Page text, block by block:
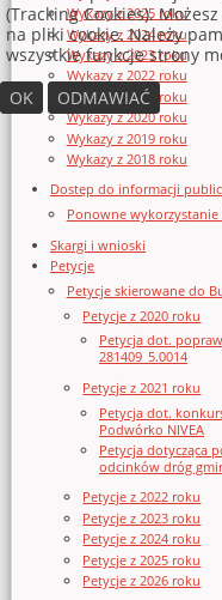
Wykazy z 2025 roku
Wykazy z 2024 roku
Wykazy z 2023 roku
Wykazy z 2022 roku
Wykazy z 2021 roku
Wykazy z 2020 roku
Wykazy z 2019 roku
Wykazy z 2018 roku
Dostęp do informacji
Ponowne
Skargi i wnioski
Petycje
Petycje skierowane do
Petycje z 2020 roku
Petycja dot.
281409_5.0014
Petycje z 2021 roku
Petycja dot.
Podwórko NIVEA
Petycja dotycząca
odcinków dróg
Petycje z 2022 roku
Petycje z 2023 roku
Petycje z 2024 roku
Petycje z 2025 roku
Petycje z 2026 roku
(Tracking Cookies).
na pliki cookie. Należy
wszystkie funkcje strony
OK
ODMAWIAĆ